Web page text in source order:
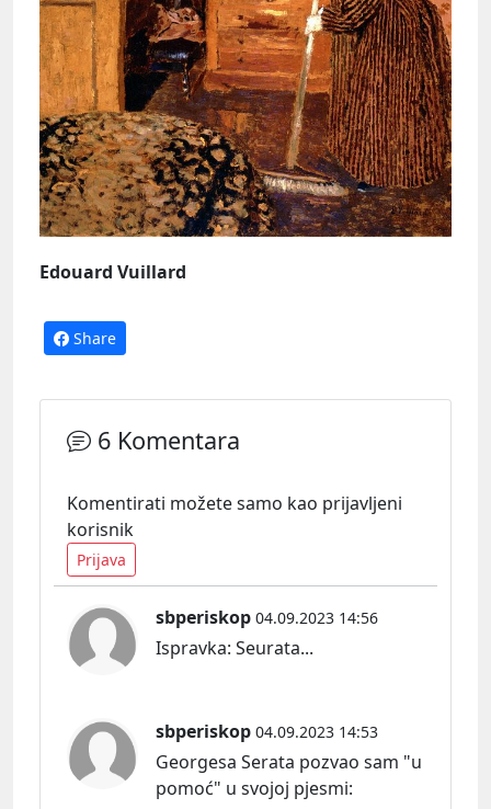
Edouard Vuillard
Share
6 Komentara
Komentirati možete samo kao prijavljeni
korisnik
Prijava
sbperiskop 04.09.2023 14:56
Ispravka: Seurata...
sbperiskop 04.09.2023 14:53
Georgesa Serata pozvao sam "u
pomoć" u svojoj pjesmi: